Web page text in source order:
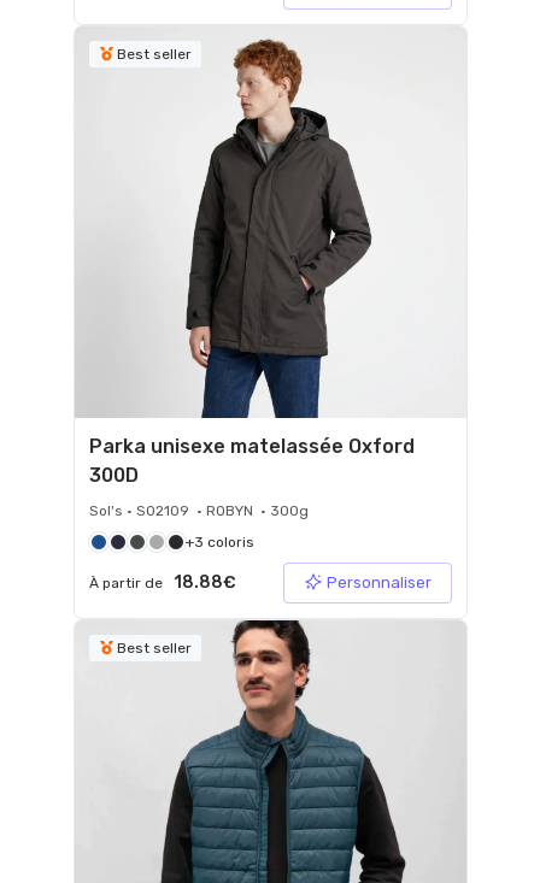
Best seller
Parka unisexe matelassée Oxford
300D
Sol's • S02109 • ROBYN • 300g
+3 coloris
À partir de 18.88€ Personnaliser
Best seller